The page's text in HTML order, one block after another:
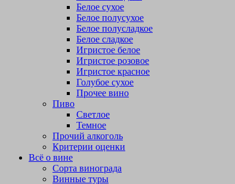
Белое сухое
Белое полусухое
Белое полусладкое
Белое сладкое
Игристое белое
Игристое розовое
Игристое красное
Голубое сухое
Прочее вино
Пиво
Светлое
Темное
Прочий алкоголь
Критерии оценки
Всё о вине
Сорта винограда
Винные туры